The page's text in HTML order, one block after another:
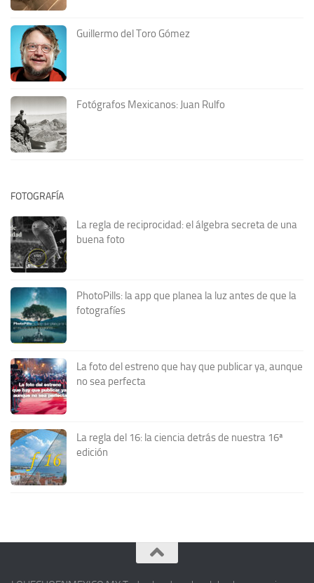
Guillermo del Toro Gómez
Fotógrafos Mexicanos: Juan Rulfo
FOTOGRAFÍA
La regla de reciprocidad: el álgebra secreta de una
buena foto
PhotoPills: la app que planea la luz antes de que la
fotografíes
La foto del estreno que hay que publicar ya, aunque
no sea perfecta
La regla del 16: la ciencia detrás de nuestra 16ª
edición